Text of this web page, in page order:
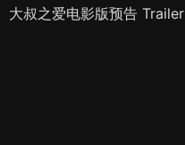
大叔之爱电影版预告 Trailer